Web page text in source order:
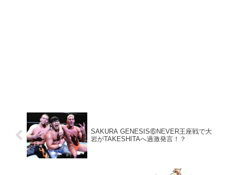
SAKURA GENESIS⑥NEVER王座戦で大
岩がTAKESHITAへ過激発言！？